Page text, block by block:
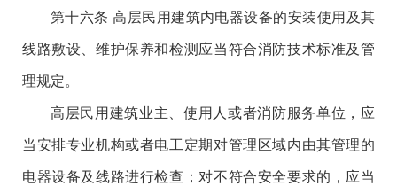
第十六条 高层民用建筑内电器设备的安装使用及其
线路敷设、维护保养和检测应当符合消防技术标准及管
理规定。
高层民用建筑业主、使用人或者消防服务单位，应
当安排专业机构或者电工定期对管理区域内由其管理的
电器设备及线路进行检查；对不符合安全要求的，应当